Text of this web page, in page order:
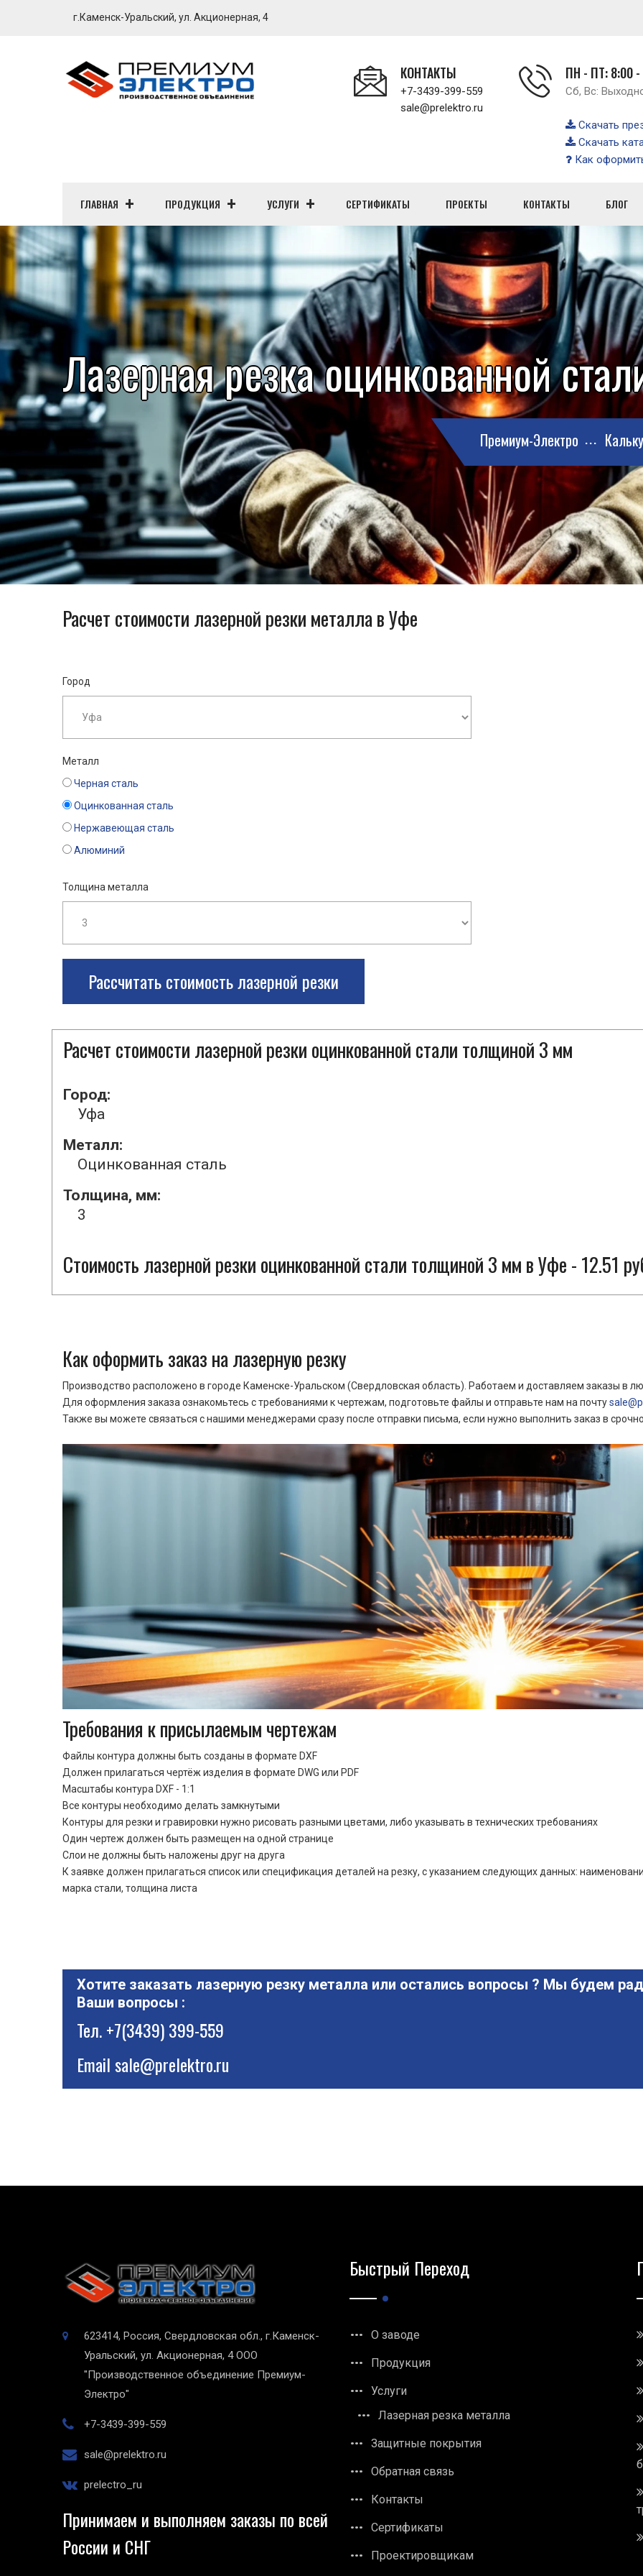
г.Каменск-Уральский, ул. Акционерная, 4
КОНТАКТЫ
+7-3439-399-559
sale@prelektro.ru
ПН - ПТ: 8:00 -
Сб, Вс:
Скачать
Скачать
Как
ГЛАВНАЯ ПРОДУКЦИЯ УСЛУГИ СЕРТИФИКАТЫ ПРОЕКТЫ КОНТАКТЫ БЛОГ
Лазерная резка оцинкованной
Премиум-Электро
Расчет стоимости лазерной резки металла в Уфе
Город
Металл
Черная сталь
Оцинкованная сталь
Нержавеющая сталь
Алюминий
Толщина металла
Рассчитать стоимость лазерной резки
Расчет стоимости лазерной резки оцинкованной стали толщиной 3 мм
Город:
Уфа
Металл:
Оцинкованная сталь
Толщина, мм:
3
Стоимость лазерной резки оцинкованной стали толщиной 3 мм в Уфе - 12.51
Как оформить заказ на лазерную резку
Производство расположено в городе Каменске-Уральском (Свердловская область). Работаем и доставляем заказы в
Для оформления заказа ознакомьтесь с требованиями к чертежам, подготовьте файлы и отправьте нам на почту
Также вы можете связаться с нашими менеджерами сразу после отправки письма, если нужно выполнить заказ в
Требования к присылаемым чертежам
Файлы контура должны быть созданы в формате DXF
Должен прилагаться чертёж изделия в формате DWG или PDF
Масштабы контура DXF - 1:1
Все контуры необходимо делать замкнутыми
Контуры для резки и гравировки нужно рисовать разными цветами, либо указывать в технических требованиях
Один чертеж должен быть размещен на одной странице
Cлои не должны быть наложены друг на друга
К заявке должен прилагаться список или спецификация деталей на резку, с указанием следующих данных:
марка стали, толщина листа
Хотите заказать лазерную резку металла или остались вопросы ? Мы будем
Ваши вопросы :
Тел.+7(3439) 399-559
Emailsale@prelektro.ru
623414, Россия, Свердловская обл., г.Каменск-
Уральский, ул. Акционерная, 4 ООО
"Производственное объединение Премиум-
Электро"
+7-3439-399-559
sale@prelektro.ru
prelectro_ru
Принимаем и выполняем заказы по всей
России и СНГ
Быстрый Переход
О заводе
Продукция
Услуги
Лазерная резка металла
Защитные покрытия
Обратная связь
Контакты
Сертификаты
Проектировщикам